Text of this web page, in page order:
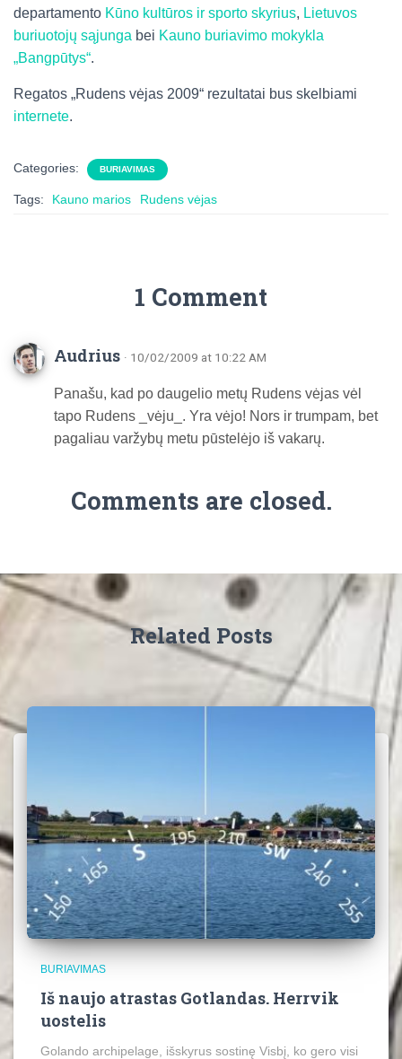
departamento Kūno kultūros ir sporto skyrius, Lietuvos
buriuotojų sąjunga bei Kauno buriavimo mokykla
„Bangpūtys“.
Regatos „Rudens vėjas 2009“ rezultatai bus skelbiami
internete.
Categories: BURIAVIMAS
Tags: Kauno marios Rudens vėjas
1 Comment
Audrius · 10/02/2009 at 10:22 AM
Panašu, kad po daugelio metų Rudens vėjas vėl
tapo Rudens _vėju_. Yra vėjo! Nors ir trumpam, bet
pagaliau varžybų metu pūstelėjo iš vakarų.
Comments are closed.
Related Posts
BURIAVIMAS
Iš naujo atrastas Gotlandas. Herrvik
uostelis
Golando archipelage, išskyrus sostinę Visbį, ko gero visi